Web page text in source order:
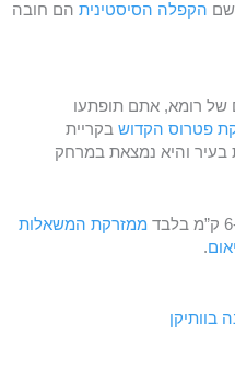
הקפלה הסיסטיניתהם חובה
של רומא, אתם תופתעו
פטרוס הקדושבקריית
בעיר והיא נמצאת במרחק
ממזרקת המשאלות
.
בוותיקן